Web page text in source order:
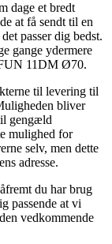
dage et bredt
at få sendt til en
passer dig bedst.
gange ydermere
11DM Ø70.
til levering til
bliver
gengæld
mulighed for
selv, men dette
adresse.
du har brug
passende at vi
vedkommende